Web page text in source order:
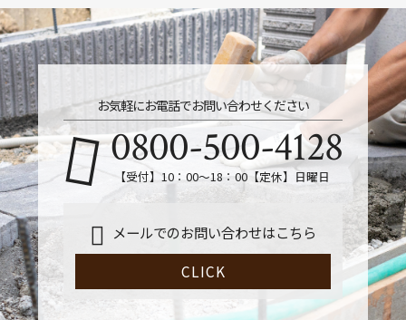
お気軽にお電話でお問い合わせください
0800-500-4128
【受付】10：00～18：00【定休】日曜日
メールでのお問い合わせはこちら
CLICK